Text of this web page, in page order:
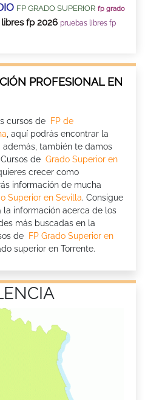
FP GRADO SUPERIOR fp grado
fp 2026 pruebas libres fp
PROFESIONAL EN
cursos de
FP de
, aquí podrás encontrar la
además, también te damos
de Grado Superior en
crecer como
información de mucha
Superior en Sevilla. Consigue
la información acerca de los
más buscadas en la
de
FP Grado Superior en
superior en Torrente.